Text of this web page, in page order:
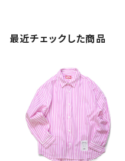
最近チェックした商品